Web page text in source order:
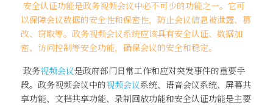
以保障会议数据的安全性和保密性，防止会议信息被泄露、篡
改、窃取等。政务视频会议系统应该具有安全认证、数据加
密、访问控制等安全功能，确保会议的安全和稳定。
政务视频会议是政府部门日常工作和应对突发事件的重要手
段。政务视频会议中的视频会议系统、语音会议系统、屏幕共
享功能、文档共享功能、录制回放功能和安全认证功能是主要